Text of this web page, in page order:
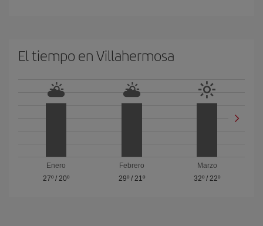
El tiempo en Villahermosa
Enero
27º/ 20º
Febrero
29º/ 21º
Marzo
32º / 22º